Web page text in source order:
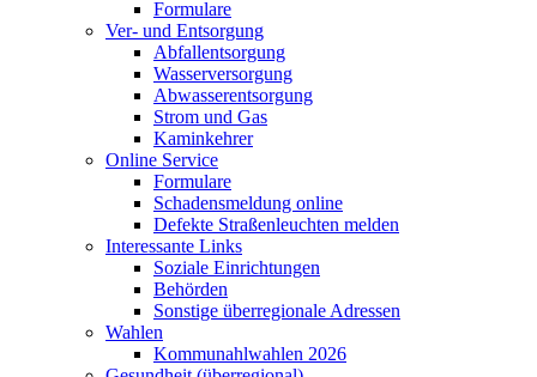
Formulare
Ver- und Entsorgung
Abfallentsorgung
Wasserversorgung
Abwasserentsorgung
Strom und Gas
Kaminkehrer
Online Service
Formulare
Schadensmeldung online
Defekte Straßenleuchten melden
Interessante Links
Soziale Einrichtungen
Behörden
Sonstige überregionale Adressen
Wahlen
Kommunahlwahlen 2026